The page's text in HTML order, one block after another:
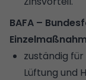
BAFA –
zuständig
Lüftung und